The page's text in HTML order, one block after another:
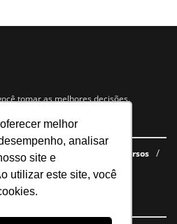
melhor
analisar
site e
utilizar este site, você
tomar as melhores decisões.
E-books gratuitos
Cursos